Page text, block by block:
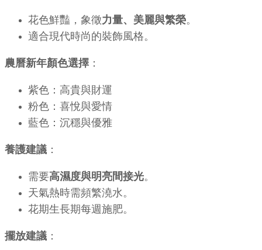
花色鮮豔，象徵力量、美麗與繁榮。
適合現代時尚的裝飾風格。
農曆新年顏色選擇 ：
紫色：高貴與財運
粉色：喜悅與愛情
藍色：沉穩與優雅
養護建議 ：
需要高濕度與明亮間接光。
天氣熱時需頻繁澆水。
花期生長期每週施肥。
擺放建議 ：